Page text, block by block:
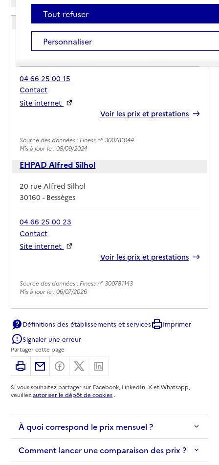
EHPAD Association maison de secours
Adresse
15 rue Émile Zola
30160-Bessèges
04 66 25 00 15
Contact
Site internet
Voir les prix et prestations
Source des données : Finess n° 300781044
Mis à jour le : 08/09/2024
EHPAD Alfred Silhol
Adresse
20 rue Alfred Silhol
30160-Bessèges
04 66 25 00 23
Contact
Site internet
Voir les prix et prestations
Source des données : Finess n° 300781143
Mis à jour le : 06/07/2026
Définitions des établissements et services
Imprimer
Signaler une erreur
Partager cette page
ImprimerPartager par email
Partager sur Facebook
Partager sur X
Si vous souhaitez partager sur Facebook, LinkedIn, X et Whatsapp,
veuillezautoriser le dépôt de cookies .
À quoi correspond le prix mensuel ?
Comment lancer une comparaison des prix ?
Tout refuser
Personnaliser